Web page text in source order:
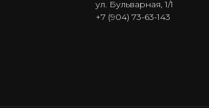
ул. Бульварная, 1/1
+7 (904) 73-63-143